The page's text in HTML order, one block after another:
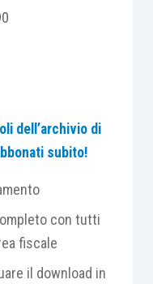
16 marzo 1978
strada secondaria
delle Brigate
Democrazia
i cinque uomini
drammatico della
Sono momenti
dell’archivio di
subito!
con tutti
fiscale
il download in